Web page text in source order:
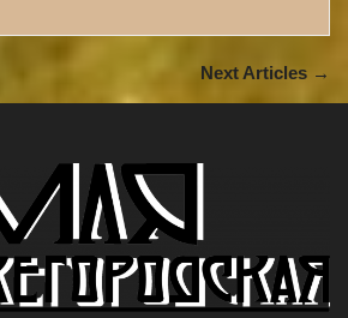
Next Articles →